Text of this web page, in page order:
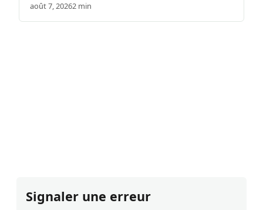
août 7, 20262 min
Signaler une erreur